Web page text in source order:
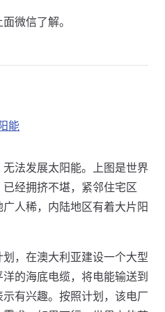
微信了解。
能
法发展太阳能。上图是世界
经拥挤不堪，紧邻住宅区
人稀，内陆地区有着大片阳
，在澳大利亚建设一个大型
的海底电缆，将电能输送到
有兴趣。按照计划，该电厂